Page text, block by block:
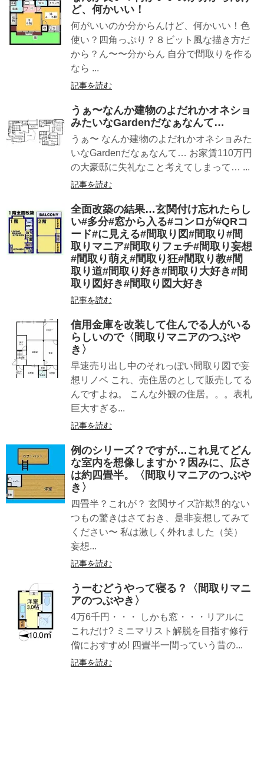
ど、何かいい！
何がいいのか分からんけど、何かいい！色
使い？四角っぷり？８ビット風な描き方だ
から？ん〜〜分からん 自分で間取りを作る
なら ...
記事を読む
うぁ〜なんか建物のよだれかオネショ
みたいなGardenだなぁなんて…
うぁ〜 なんか建物のよだれかオネショみた
いなGardenだなぁなんて… お家賃110万円
の大豪邸に失礼なこと考えてしまって… ...
記事を読む
全面改築の結果…玄関付け忘れたらし
い#多分#窓から入る#コンロが#QRコ
ード#に見える#間取り図#間取り#間
取りマニア#間取りフェチ#間取り妄想
#間取り萌え#間取り狂#間取り教#間
取り道#間取り好き#間取り大好き#間
取り図好き#間取り図大好き
記事を読む
信用金庫を改装して住んでる人がいる
らしいので〈間取りマニアのつぶや
き〉
早速売り出し中のそれっぽい間取り図で妄
想リノベ これ、売住居のとして販売してる
んですよね。 こんな外観の住居。。。表札
巨大すぎる...
記事を読む
例のシリーズ？ですが…これ見てどん
な室内を想像しますか？因みに、広さ
は約四畳半。〈間取りマニアのつぶや
き〉
四畳半？これが？ 玄関サイズ詐欺⁈ 的ない
つもの驚きはさておき、是非妄想してみて
ください〜 私は激しく外れました（笑）
妄想...
記事を読む
うーむどうやって寝る？〈間取りマニ
アのつぶやき〉
4万6千円・・・ しかも窓・・・リアルに
これだけ? ミニマリスト解脱を目指す修行
僧におすすめ! 四畳半一間っていう昔の...
記事を読む